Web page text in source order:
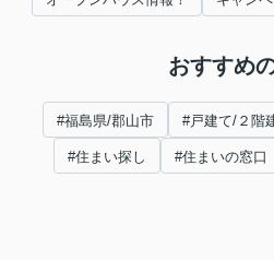
おすすめ
#福島県/郡山市 #戸建て/２階
#住まい探し #住まいの窓口